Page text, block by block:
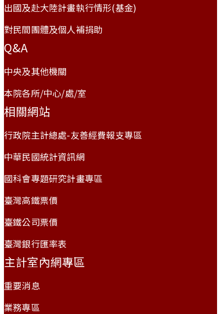
出國及赴大陸計畫執行情形(基金)
對民間團體及個人補捐助
Q&A
中央及其他機關
本院各所/中心/處/室
相關網站
行政院主計總處-友善經費報支專區
中華民國統計資訊網
國科會專題研究計畫專區
臺灣高鐵票價
臺鐵公司票價
臺灣銀行匯率表
主計室內網專區
重要消息
業務專區